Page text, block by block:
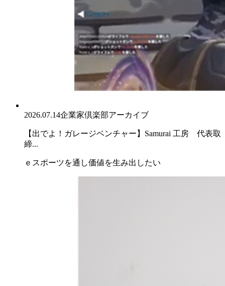
2026.07.14企業家倶楽部アーカイブ
【出でよ！ガレージベンチャー】Samurai 工房 代表取
締...
ｅスポーツを通し価値を生み出したい